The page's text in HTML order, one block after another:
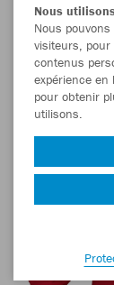
Nous
Nous
visiteurs,
contenus
expérience en
pour obtenir
utilisons.